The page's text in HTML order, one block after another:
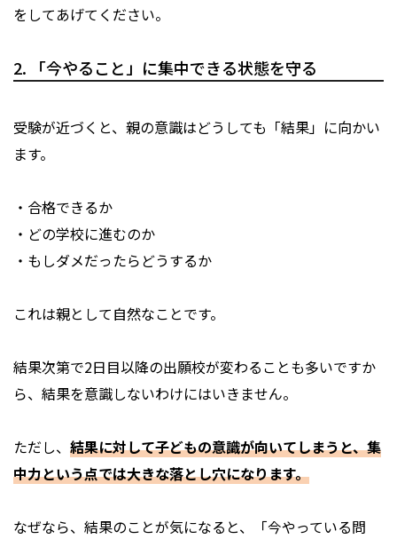
をしてあげてください。
2. 「今やること」に集中できる状態を守る
受験が近づくと、親の意識はどうしても「結果」に向かい
ます。
・合格できるか
・どの学校に進むのか
・もしダメだったらどうするか
これは親として自然なことです。
結果次第で2日目以降の出願校が変わることも多いですか
ら、結果を意識しないわけにはいきません。
ただし、 結果に対して子どもの意識が向いてしまうと、集
中力という点では大きな落とし穴になります。
なぜなら、結果のことが気になると、「今やっている問